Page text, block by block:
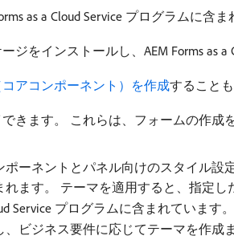
as a Cloud Service プログラムに含ま
をインストールし、AEM Forms as a
アコンポーネント）を作成することも
きます。 これらは、フォームの作成
ポーネントとパネル向けのスタイル
ます。 テーマを適用すると、指定
Service プログラムに含まれています。
ビジネス要件に応じてテーマを作成